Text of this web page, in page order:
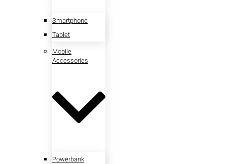
Smartphone
Tablet
Mobile
Accessories
Powerbank